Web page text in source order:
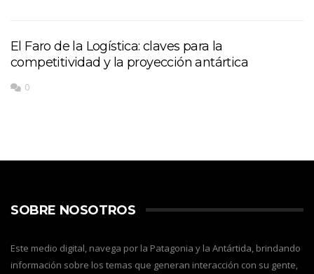
El Faro de la Logística: claves para la
competitividad y la proyección antártica
0
SOBRE NOSOTROS
Este medio digital, navega por la Patagonia y la Antártida, brindando
información sobre los temas que generan interacción con su gente,